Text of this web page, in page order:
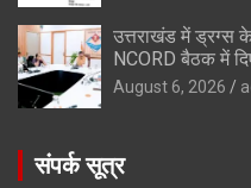
उत्तराखंड में ड्रग्स
NCORD बैठक में
August 6, 2026
संपर्क सूत्र